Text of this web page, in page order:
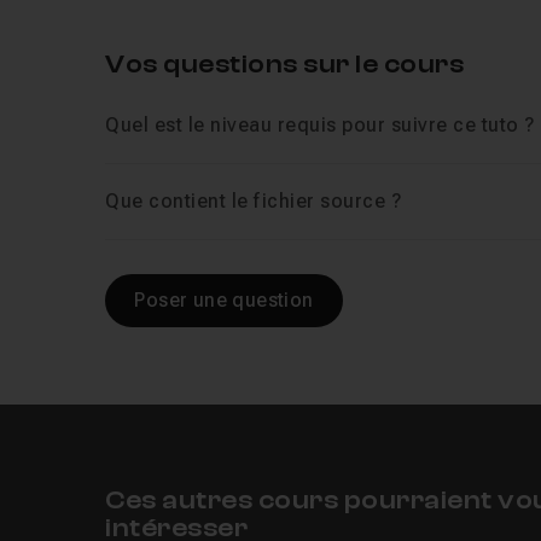
Vos questions sur le cours
Quel est le niveau requis pour suivre ce tuto ?
Que contient le fichier source ?
Poser une question
Ces autres cours pourraient
intéresser